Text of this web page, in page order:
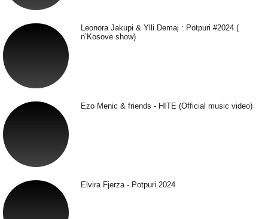
Leonora Jakupi & Ylli Demaj : Potpuri #2024 (
n’Kosove show)
Ezo Menic & friends - HITE (Official music video)
Elvira Fjerza - Potpuri 2024